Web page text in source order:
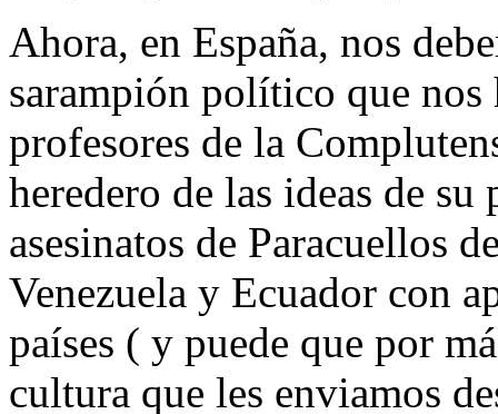
Ahora, en España, nos
sarampión político que
profesores de la
heredero de las ideas de
asesinatos de Paracuellos
Venezuela y Ecuador con
países ( y puede que por
cultura que les enviamos